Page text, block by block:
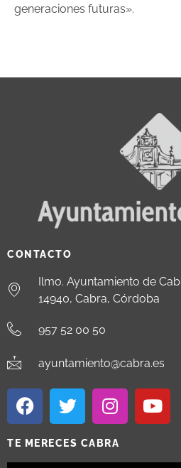
generaciones futuras».
CONTACTO
Ilmo. Ayuntamiento de
14940, Cabra, Córdoba
957 52 00 50
ayuntamiento@cabra.es
TE MERECES CABRA